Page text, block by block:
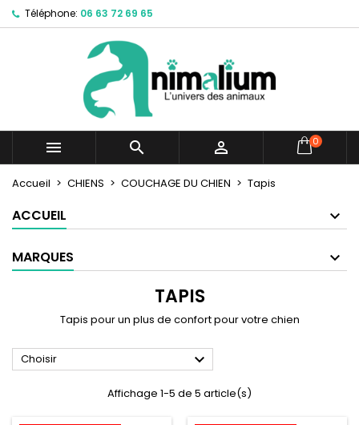
Téléphone: 06 63 72 69 65
   0
Accueil CHIENS COUCHAGE DU CHIEN Tapis
ACCUEIL
MARQUES
TAPIS
Tapis pour un plus de confort pour votre chien
Choisir 
Affichage 1-5 de 5 article(s)
Mes listes d'envies ×
Créer une nouvelle liste
((modalTitle)) ×
((confirmMessage))
((cancelText))
Créer une liste d'envies ×
Nom de la liste d'envies
Annuler Créer une liste d'envies
Connexion ×
Vous devez être connecté pour ajouter des produits
à votre liste d'envies.
Connexion